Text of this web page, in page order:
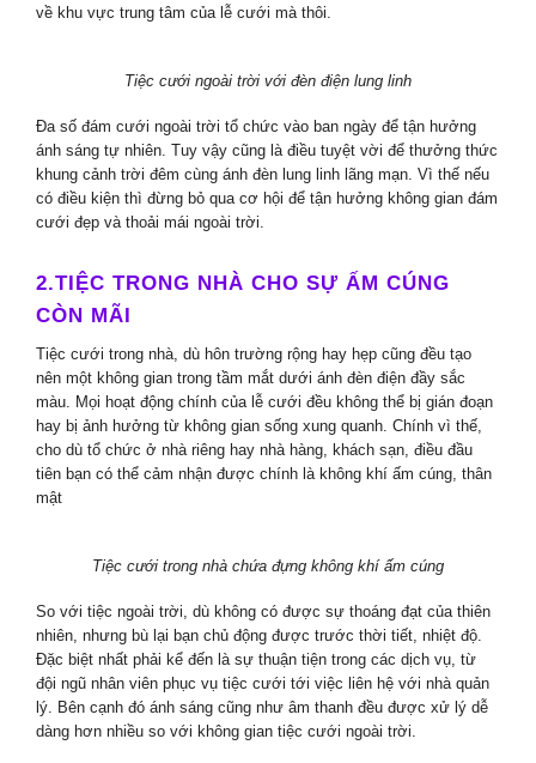
về khu vực trung tâm của lễ cưới mà thôi.
Tiệc cưới ngoài trời với đèn điện lung linh
Đa số đám cưới ngoài trời tổ chức vào ban ngày để tận hưởng
ánh sáng tự nhiên. Tuy vậy cũng là điều tuyệt vời để thưởng thức
khung cảnh trời đêm cùng ánh đèn lung linh lãng mạn. Vì thế nếu
có điều kiện thì đừng bỏ qua cơ hội để tận hưởng không gian đám
cưới đẹp và thoải mái ngoài trời.
2.TIỆC TRONG NHÀ CHO SỰ ẤM CÚNG
CÒN MÃI
Tiệc cưới trong nhà, dù hôn trường rộng hay hẹp cũng đều tạo
nên một không gian trong tầm mắt dưới ánh đèn điện đầy sắc
màu. Mọi hoạt động chính của lễ cưới đều không thể bị gián đoạn
hay bị ảnh hưởng từ không gian sống xung quanh. Chính vì thế,
cho dù tổ chức ở nhà riêng hay nhà hàng, khách sạn, điều đầu
tiên bạn có thể cảm nhận được chính là không khí ấm cúng, thân
mật
Tiệc cưới trong nhà chứa đựng không khí ấm cúng
So với tiệc ngoài trời, dù không có được sự thoáng đạt của thiên
nhiên, nhưng bù lại bạn chủ động được trước thời tiết, nhiệt độ.
Đặc biệt nhất phải kể đến là sự thuận tiện trong các dịch vụ, từ
đội ngũ nhân viên phục vụ tiệc cưới tới việc liên hệ với nhà quản
lý. Bên cạnh đó ánh sáng cũng như âm thanh đều được xử lý dễ
dàng hơn nhiều so với không gian tiệc cưới ngoài trời.